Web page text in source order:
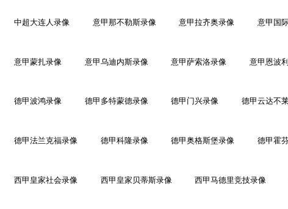
中超大连人录像 意甲那不勒斯录像 意甲拉齐奥录像 意甲国
意甲蒙扎录像 意甲乌迪内斯录像 意甲萨索洛录像 意甲恩波
德甲波鸿录像 德甲多特蒙德录像 德甲门兴录像 德甲云达不
德甲法兰克福录像 德甲科隆录像 德甲奥格斯堡录像 德甲霍
西甲皇家社会录像 西甲皇家贝蒂斯录像 西甲马德里竞技录像